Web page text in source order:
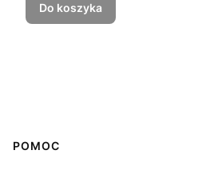
Do koszyka
Linki w stopce
POMOC